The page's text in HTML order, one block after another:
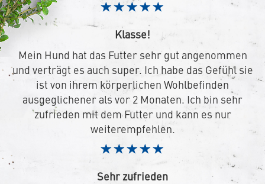
Klasse!
Mein Hund hat das Futter sehr gut angenommen
und verträgt es auch super. Ich habe das Gefühl sie
ist von ihrem körperlichen Wohlbefinden
ausgeglichener als vor 2 Monaten. Ich bin sehr
zufrieden mit dem Futter und kann es nur
weiterempfehlen.
Sehr zufrieden